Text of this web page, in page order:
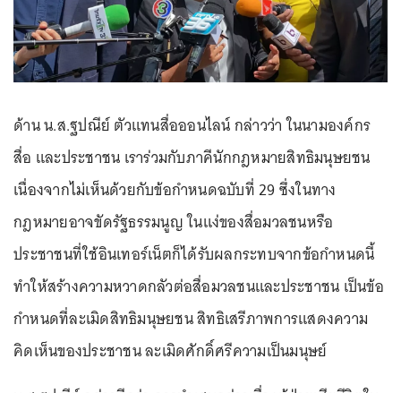
ด้าน น.ส.ฐปณีย์ ตัวแทนสื่อออนไลน์ กล่าวว่า ในนามองค์กร
สื่อ และประชาชน เราร่วมกับภาคีนักกฎหมายสิทธิมนุษยชน
เนื่องจากไม่เห็นด้วยกับข้อกำหนดฉบับที่ 29 ซึ่งในทาง
กฎหมายอาจขัดรัฐธรรมนูญ ในแง่ของสื่อมวลชนหรือ
ประชาชนที่ใช้อินเทอร์เน็ตก็ได้รับผลกระทบจากข้อกำหนดนี้
ทำให้สร้างความหวาดกลัวต่อสื่อมวลชนและประชาชน เป็นข้อ
กำหนดที่ละเมิดสิทธิมนุษยชน สิทธิเสรีภาพการแสดงความ
คิดเห็นของประชาชน ละเมิดศักดิ์ศรีความเป็นมนุษย์